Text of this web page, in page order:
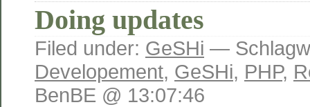
Doing updates
Filed under: GeSHi —
Developement, GeSHi, PHP,
BenBE @ 13:07:46